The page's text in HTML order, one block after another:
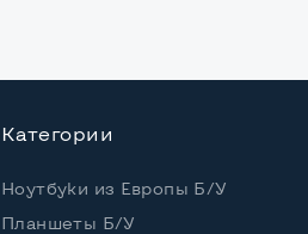
Категории
Ноутбуки из Европы Б/У
Планшеты Б/У